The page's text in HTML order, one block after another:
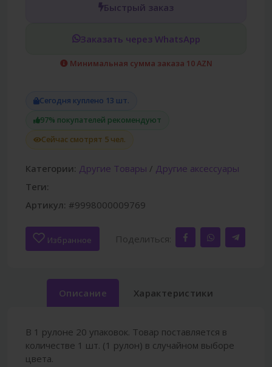
Быстрый заказ
Заказать через WhatsApp
Минимальная сумма заказа 10 AZN
Сегодня куплено 13 шт.
97% покупателей рекомендуют
Сейчас смотрят 5 чел.
Категории: Другие Товары / Другие аксессуары
Теги:
Артикул: #9998000009769
Избранное Поделиться:
Описание Характеристики
В 1 рулоне 20 упаковок. Товар поставляется в
количестве 1 шт. (1 рулон) в случайном выборе
цвета.